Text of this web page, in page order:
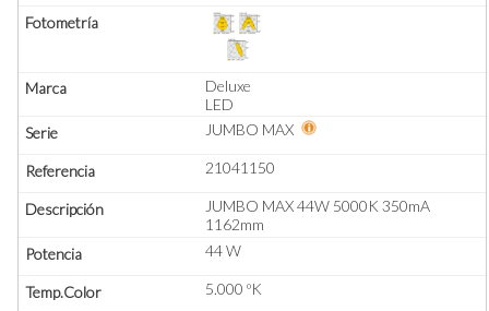
Deluxe
LED
JUMBO MAX
21041150
JUMBO MAX 44W 5000K 350mA
1162mm
44 W
5.000 ºK